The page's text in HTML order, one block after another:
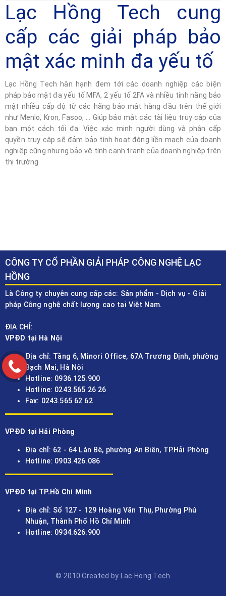
Lạc Hồng Tech cung
cấp các giải pháp bảo
mật xác minh đa yếu tố
Lạc Hồng Tech hân hạnh đem tới các doanh nghiệp các biện
pháp bảo mật đa yếu tố MFA, 2 yếu tố 2FA và nhiều tính năng bảo
mật nhiều cấp độ từ các hãng bảo mật hàng đầu trên thế giới
như Menlo, Kron, Fasoo, … Giúp bảo mật các tài liệu truy cập của
bạn một cách tối đa. Việc xác minh người dùng và phân cấp
quyền truy cập sẽ đảm bảo tính hoạt động liền mạch của doanh
nghiệp cũng nhưng bảo vệ tính cạnh tranh của doanh nghiệp trên
thị trường.
CÔNG TY CỔ PHẦN GIẢI PHÁP CÔNG NGHỆ LẠC
HỒNG
Là Công ty chuyên cung cấp các: Sản phẩm - Dịch vụ - Giải
pháp Công nghệ chất lượng cao tại Việt Nam.
ĐỊA CHỈ:
VPĐD tại Hà Nội
Địa chỉ: Tầng 6, Minori Office, 67A Trương Định, phường
Bạch Mai, Hà Nội
Hotline: 0936.125.900
Hotline: 0243.565 26 26
Fax: 0243.565 62 62
VPĐD tại Hải Phòng
Địa chỉ: 62 - 64 Lán Bè, phường An Biên, TP.Hải Phòng
Hotline: 0903.426.086
VPĐD tại TP.Hồ Chí Minh
Địa chỉ: Số 127 - 129 Hoàng Văn Thụ, Phường Phú
Nhuận, Thành Phố Hồ Chí Minh
Hotline: 0934.626.900
© 2010 Created by Lac Hong Tech